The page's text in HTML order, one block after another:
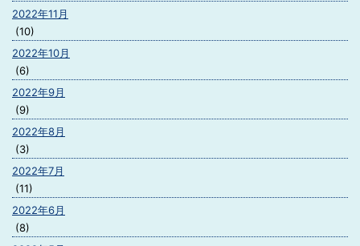
2022年11月
(10)
2022年10月
(6)
2022年9月
(9)
2022年8月
(3)
2022年7月
(11)
2022年6月
(8)